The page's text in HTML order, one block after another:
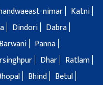
nimar
Katni
Dindori
Dabra
Barwani
Panna
Dhar
Ratlam
Bhind
Betul